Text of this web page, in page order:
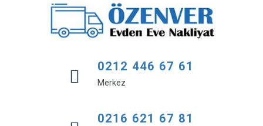
0212 446 67 61
Merkez
0216 621 67 81